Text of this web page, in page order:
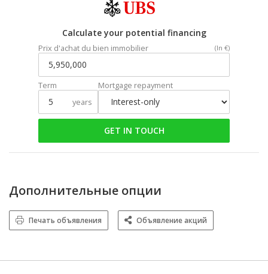
Calculate your potential financing
Prix d'achat du bien immobilier (In €)
Term
years
Mortgage repayment
GET IN TOUCH
Дополнительные опции
Печать объявления Объявление акций